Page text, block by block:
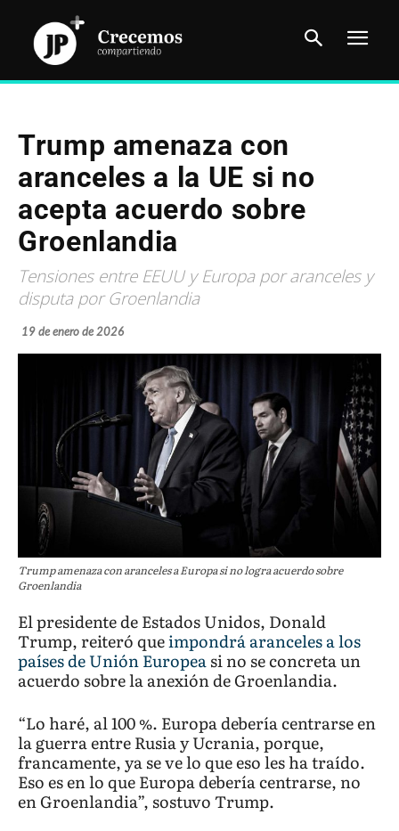
Trump amenaza con
aranceles a la UE si no
acepta acuerdo sobre
Groenlandia
Tensiones entre EEUU y Europa por aranceles y
disputa por Groenlandia
19 de enero de 2026
Trump amenaza con aranceles a Europa si no logra acuerdo sobre
Groenlandia
El presidente de Estados Unidos, Donald
Trump, reiteró queimpondrá aranceles a los
países de Unión Europeasi no se concreta un
acuerdo sobre la anexión de Groenlandia.
“Lo haré, al 100 %. Europa debería centrarse en
la guerra entre Rusia y Ucrania, porque,
francamente, ya se ve lo que eso les ha traído.
Eso es en lo que Europa debería centrarse, no
en Groenlandia”, sostuvo Trump.